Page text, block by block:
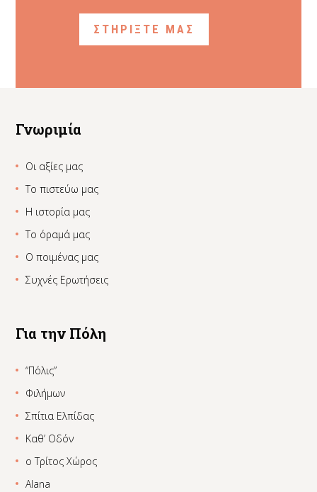
ΣΤΗΡΙΞΤΕ ΜΑΣ
Γνωριμία
Οι αξίες μας
Το πιστεύω μας
Η ιστορία μας
Το όραμά μας
Ο ποιμένας μας
Συχνές Ερωτήσεις
Για την Πόλη
“Πόλις”
Φιλήμων
Σπίτια Ελπίδας
Καθ’ Οδόν
ο Τρίτος Χώρος
Alana